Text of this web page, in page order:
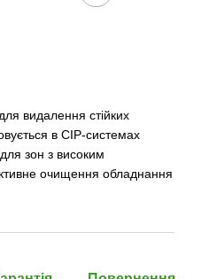
видалення стійких
в CIP-системах
зон з високим
очищення обладнання